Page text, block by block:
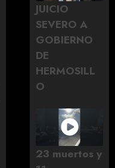
JUICIO
SEVERO A
GOBIERNO
DE
HERMOSILL
O
23 muertos y